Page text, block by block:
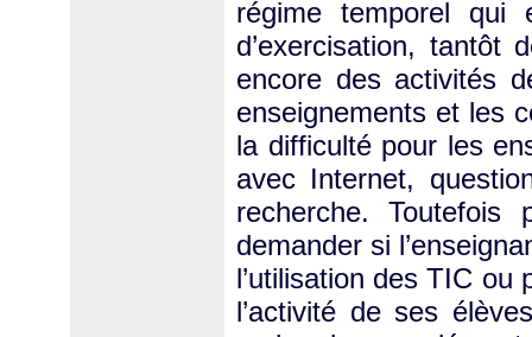
régime temporel qui
d’exercisation, tantôt
encore des activités
enseignements et les
la difficulté pour les
avec Internet,
recherche.
demander si
l’utilisation des TIC ou
l’activité de ses